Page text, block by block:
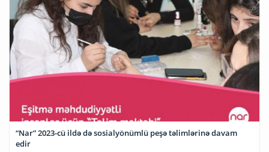
“Nar” 2023-cü ildə də sosialyönümlü peşə təlimlərinə davam
edir